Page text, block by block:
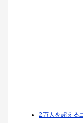
2万人を超える